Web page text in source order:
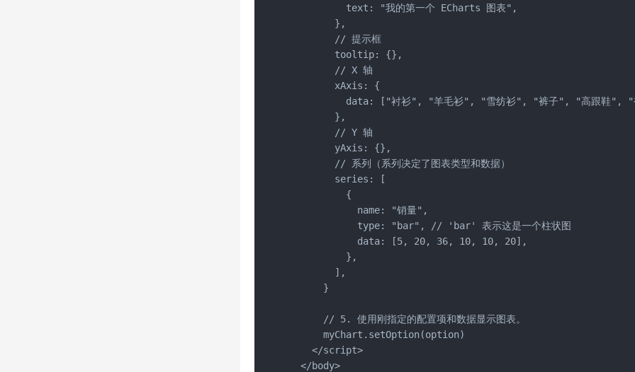
          text: "我的第一个 ECharts 图表",
        },
        // 提示框
        tooltip: {},
        // X 轴
        xAxis: {
data: ["衬衫", "羊毛衫", "雪纺衫", "裤子", "高跟鞋", "
        },
        // Y 轴
        yAxis: {},
        // 系列（系列决定了图表类型和数据）
        series: [
          {
            name: "销量",
            type: "bar", // 'bar' 表示这是一个柱状图
            data: [5, 20, 36, 10, 10, 20],
          },
        ],
      }
      // 5. 使用刚指定的配置项和数据显示图表。
      myChart.setOption(option)
    </script>
  </body>